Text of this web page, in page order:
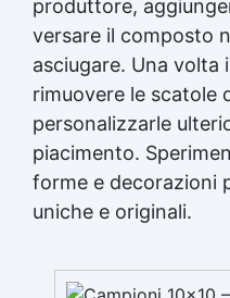
produttore,
versare il composto
asciugare. Una volta
rimuovere le scatole
personalizzarle
piacimento.
forme e decorazioni
uniche e originali.